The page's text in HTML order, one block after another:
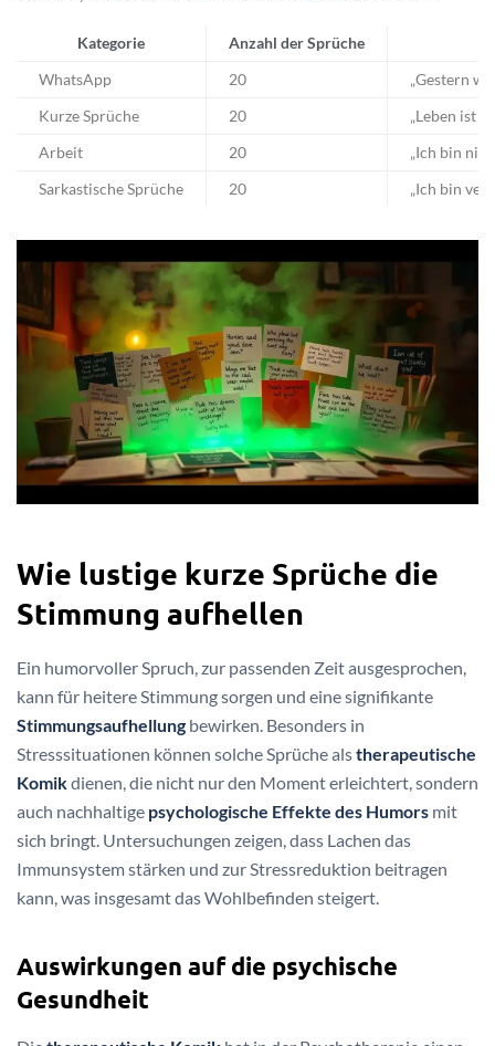
Kategorie Anzahl der Sprüche
WhatsApp 20 „Gestern
Kurze Sprüche 20 „Leben ist
Arbeit 20 „Ich bin
Sarkastische Sprüche 20 „Ich bin
Wie lustige kurze Sprüche die
Stimmung aufhellen
Ein humorvoller Spruch, zur passenden Zeit ausgesprochen,
kann für heitere Stimmung sorgen und eine signifikante
Stimmungsaufhellung bewirken. Besonders in
Stresssituationen können solche Sprüche alstherapeutische
Komikdienen, die nicht nur den Moment erleichtert, sondern
auch nachhaltige psychologische Effekte des Humors mit
sich bringt. Untersuchungen zeigen, dass Lachen das
Immunsystem stärken und zur Stressreduktion beitragen
kann, was insgesamt das Wohlbefinden steigert.
Auswirkungen auf die psychische
Gesundheit